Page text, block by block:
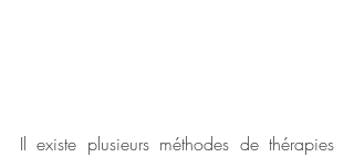
Il existe plusieurs méthodes de thérapies